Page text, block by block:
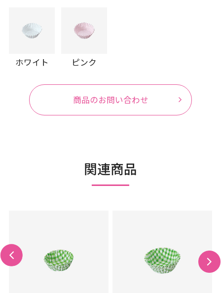
ホワイト ピンク
商品のお問い合わせ
関連商品